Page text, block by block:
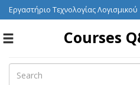
Εργαστήριο Τεχνολογίας Λογισμικού
Toggle
Courses